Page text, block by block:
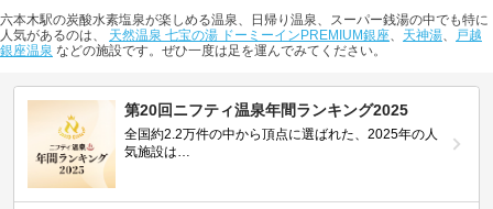
六本木駅の炭酸水素塩泉が楽しめる温泉、日帰り温泉、スーパー銭湯の中でも特に
人気があるのは、 天然温泉 七宝の湯 ドーミーインPREMIUM銀座、 天神湯、
戸越
銀座温泉 などの施設です。ぜひ一度は足を運んでみてください。
第20回ニフティ温泉年間ランキング2025
全国約2.2万件の中から頂点に選ばれた、2025年の人
気施設は…